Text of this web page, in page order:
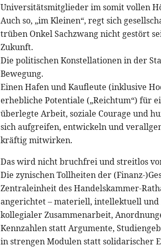
Universitätsmitglieder im somit vollen
Auch so, „im Kleinen“, regt sich
trüben Onkel Sachzwang nicht gestört
Zukunft.
Die politischen Konstellationen in der
Bewegung.
Einen Hafen und Kaufleute (inklusive
erhebliche Potentiale („Reichtum“) für
überlegte Arbeit, soziale Courage und
sich aufgreifen, entwickeln und
kräftig mitwirken.
Das wird nicht bruchfrei und streitlos
Die zynischen Tollheiten der (Finanz-
Zentraleinheit des Handelskammer-
angerichtet – materiell, intellektuell
kollegialer Zusammenarbeit,
Kennzahlen statt Argumente,
in strengen Modulen statt solidarischer